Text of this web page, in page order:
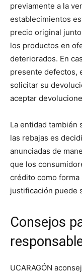
previamente a la
establecimientos
precio original
los productos en
deteriorados. En
presente defectos,
solicitar su
aceptar
La entidad también
las rebajas es
anunciadas de
que los
crédito como forma
justificación puede
Consejos
UCARAGÓN